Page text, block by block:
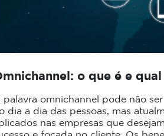
o que é e
palavra omnichannel pode não
dia a dia das pessoas, mas
nas empresas que